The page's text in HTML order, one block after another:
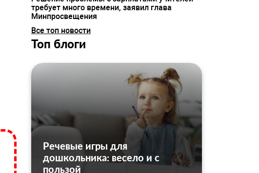
требует много времени, заявил глава
Минпросвещения
Все топ новости
Топ блоги
Речевые игры для
дошкольника: весело и с
пользой